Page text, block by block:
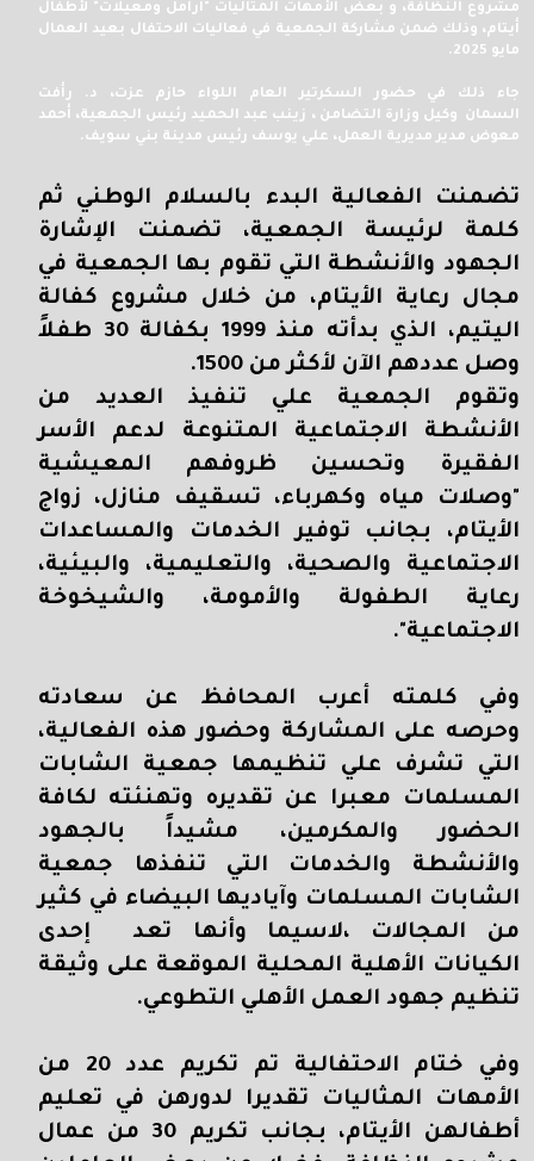
مشروع النظافة، و بعض الأمهات المثاليات "أرامل ومعيلات" لأطفال
أيتام، وذلك ضمن مشاركة الجمعية في فعاليات الاحتفال بعيد العمال
مايو 2025.
جاء ذلك في حضور السكرتير العام اللواء حازم عزت، د. رأفت
السمان وكيل وزارة التضامن ، زينب عبد الحميد رئيس الجمعية، أحمد
معوض مدير مديرية العمل، علي يوسف رئيس مدينة بني سويف.
تضمنت الفعالية البدء بالسلام الوطني ثم
كلمة لرئيسة الجمعية، تضمنت الإشارة
الجهود والأنشطة التي تقوم بها الجمعية في
مجال رعاية الأيتام، من خلال مشروع كفالة
اليتيم، الذي بدأته منذ 1999 بكفالة 30 طفلاً
وصل عددهم الآن لأكثر من 1500.
وتقوم الجمعية علي تنفيذ العديد من
الأنشطة الاجتماعية المتنوعة لدعم الأسر
الفقيرة وتحسين ظروفهم المعيشية
"وصلات مياه وكهرباء، تسقيف منازل، زواج
الأيتام، بجانب توفير الخدمات والمساعدات
الاجتماعية والصحية، والتعليمية، والبيئية،
رعاية الطفولة والأمومة، والشيخوخة
الاجتماعية".
وفي كلمته أعرب المحافظ عن سعادته
وحرصه على المشاركة وحضور هذه الفعالية،
التي تشرف علي تنظيمها جمعية الشابات
المسلمات معبرا عن تقديره وتهنئته لكافة
الحضور والمكرمين، مشيداً بالجهود
والأنشطة والخدمات التي تنفذها جمعية
الشابات المسلمات وآياديها البيضاء في كثير
من المجالات ،لاسيما وأنها تعد إحدى
الكيانات الأهلية المحلية الموقعة على وثيقة
تنظيم جهود العمل الأهلي التطوعي.
وفي ختام الاحتفالية تم تكريم عدد 20 من
الأمهات المثاليات تقديرا لدورهن في تعليم
أطفالهن الأيتام، بجانب تكريم 30 من عمال